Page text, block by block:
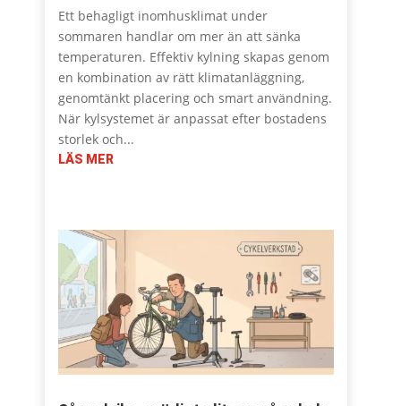
Ett behagligt inomhusklimat under
sommaren handlar om mer än att sänka
temperaturen. Effektiv kylning skapas genom
en kombination av rätt klimatanläggning,
genomtänkt placering och smart användning.
När kylsystemet är anpassat efter bostadens
storlek och...
LÄS MER